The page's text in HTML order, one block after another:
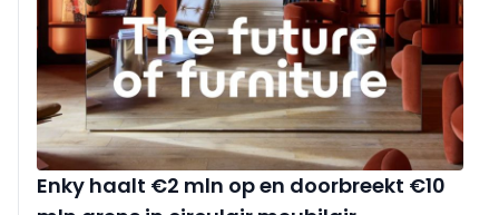
Enky haalt €2 mln op en doorbreekt €10